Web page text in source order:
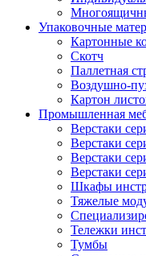
Упаковочные
Картонные
Скотч
Паллетная
Воздушно-
Картон
Промышленная
Верстаки
Верстаки
Верстаки
Верстаки
Шкафы
Тяжелые
Тележки
Тумбы